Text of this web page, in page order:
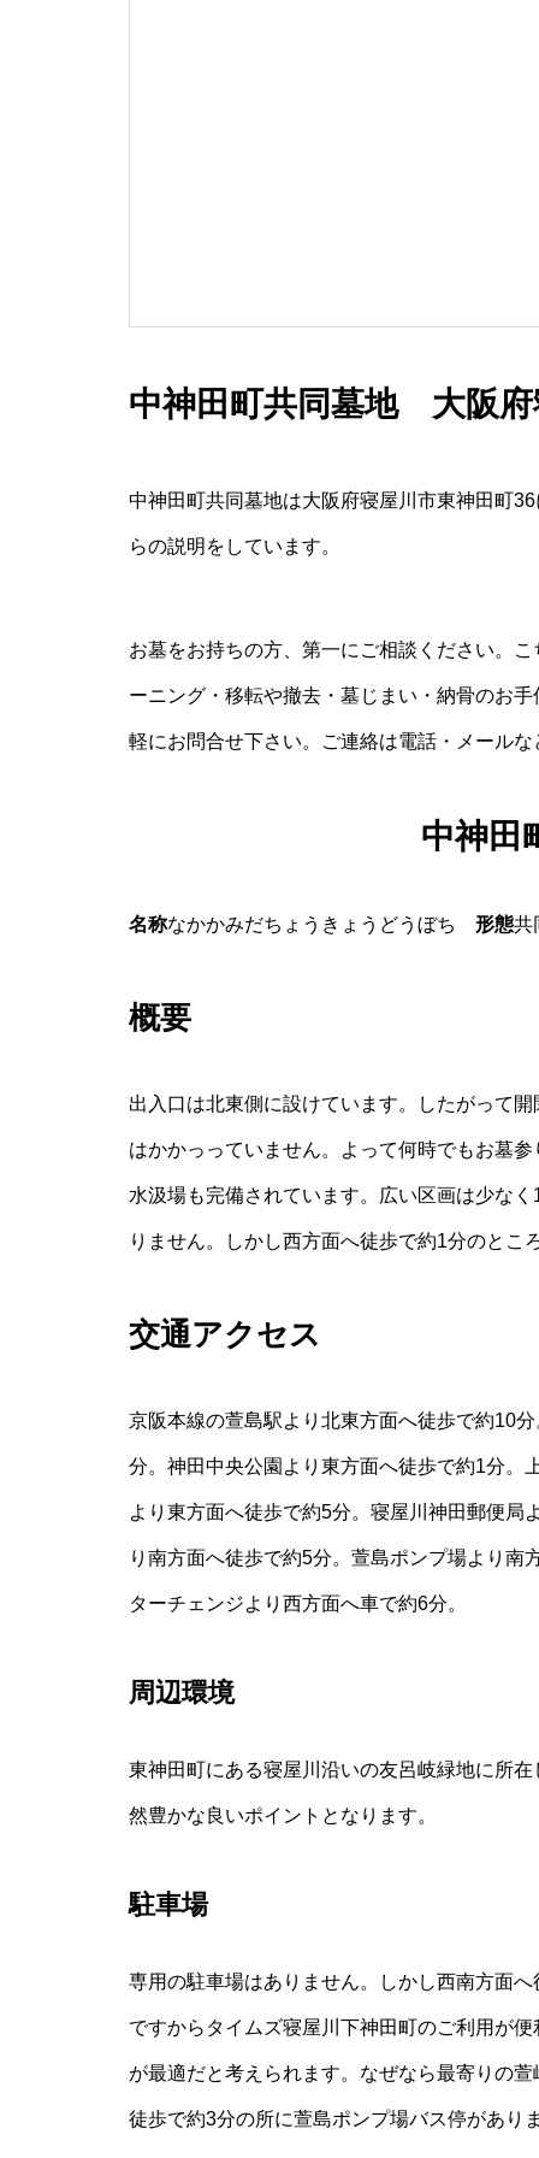
中神田町共同墓地 大阪府
中神田町共同墓地は大阪府寝屋川市東神田町
らの説明をしています。
お墓をお持ちの方、第一にご相談ください。
ーニング・移転や撤去・墓じまい・納骨のお
軽にお問合せ下さい。ご連絡は電話・メール
中神田
名称なかかみだちょうきょうどうぼち 形態
概要
出入口は北東側に設けています。したがって
はかかっっていません。よって何時でもお墓
水汲場も完備されています。広い区画は少な
りません。しかし西方面へ徒歩で約1分のとこ
交通アクセス
京阪本線の萱島駅より北東方面へ徒歩で約10
分。神田中央公園より東方面へ徒歩で約1分。
より東方面へ徒歩で約5分。寝屋川神田郵便局
り南方面へ徒歩で約5分。萱島ポンプ場より
ターチェンジより西方面へ車で約6分。
周辺環境
東神田町にある寝屋川沿いの友呂岐緑地に所
然豊かな良いポイントとなります。
駐車場
専用の駐車場はありません。しかし西南方面
ですからタイムズ寝屋川下神田町のご利用が
が最適だと考えられます。なぜなら最寄りの
徒歩で約3分の所に萱島ポンプ場バス停があり